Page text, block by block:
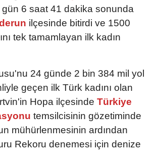
6 saat 41 dakika sonunda
ilçesinde bitirdi ve 1500
tek tamamlayan ilk kadın
24 günde 2 bin 384 mil yol
geçen ilk Türk kadını olan
Hopa ilçesinde Türkiye
temsilcisinin gözetiminde
mühürlenmesinin ardından
Rekoru denemesi için denize